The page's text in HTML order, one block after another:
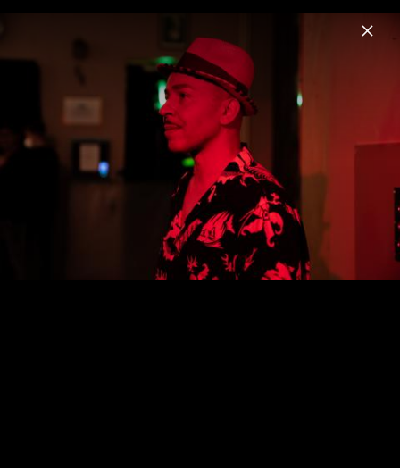
Menu
Lou Bega
Home Musik Fotos
Lou Bega - Pressebilder 2021